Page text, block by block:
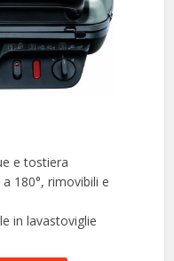
e tostiera
180°, rimovibili e
in lavastoviglie